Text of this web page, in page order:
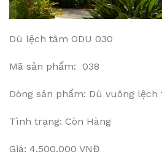
Dù lệch tâm ODU 030
Mã sản phẩm: 038
Dòng sản phẩm: Dù vuông lệch
Tình trạng: Còn Hàng
Giá: 4.500.000 VNĐ